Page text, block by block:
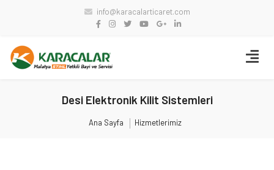
info@karacalarticaret.com
Desi Elektronik Kilit Sistemleri
Ana Sayfa Hizmetlerimiz